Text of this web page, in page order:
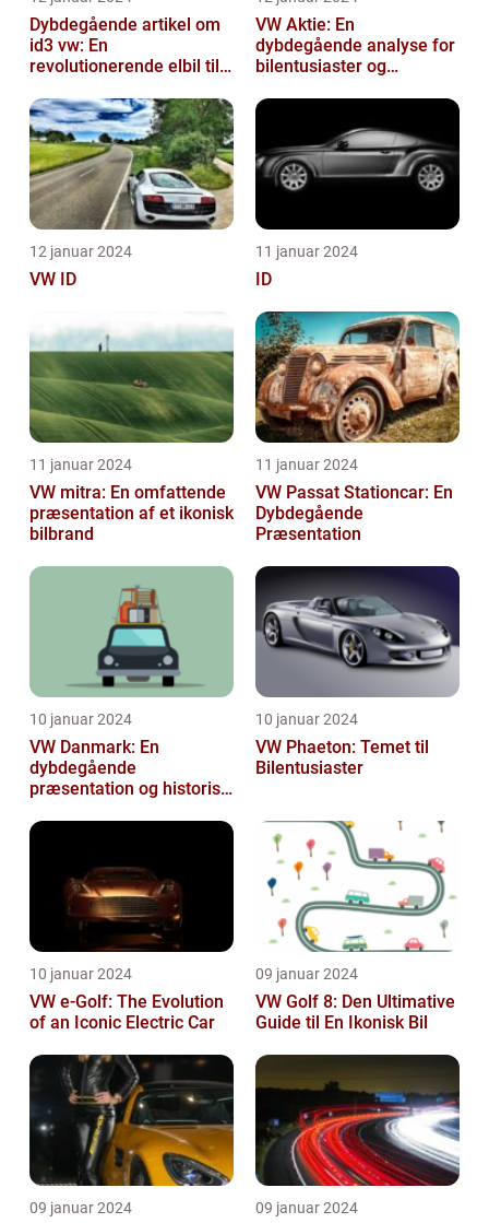
Dybdegående artikel om
id3 vw: En
revolutionerende elbil til
VW Aktie: En
dybdegående analyse for
bilentusiaster og
12 januar 2024
VW ID
11 januar 2024
ID
11 januar 2024
VW mitra: En omfattende
præsentation af et ikonisk
bilbrand
11 januar 2024
VW Passat Stationcar: En
Dybdegående
Præsentation
10 januar 2024
VW Danmark: En
dybdegående
præsentation og historisk
10 januar 2024
VW Phaeton: Temet til
Bilentusiaster
10 januar 2024
VW e-Golf: The Evolution
of an Iconic Electric Car
09 januar 2024
VW Golf 8: Den Ultimative
Guide til En Ikonisk Bil
09 januar 2024 09 januar 2024